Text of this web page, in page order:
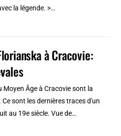
la légende. >…
à Cracovie:
Âge à Cracovie sont la
sont les dernières traces d'un
au 19e siècle. Vue de…